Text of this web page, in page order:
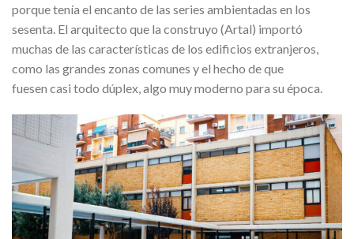
porque tenía el encanto de las series ambientadas en los
sesenta. El arquitecto que la construyo (Artal) importó
muchas de las características de los edificios extranjeros,
como las grandes zonas comunes y el hecho de que
fuesen casi todo dúplex, algo muy moderno para su época.